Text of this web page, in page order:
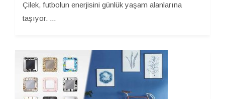
Çilek, futbolun enerjisini günlük yaşam alanlarına
taşıyor. ...